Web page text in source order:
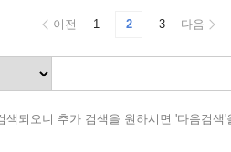
이전 1 2 3 다음
색되오니 추가 검색을 원하시면 '다음검색'